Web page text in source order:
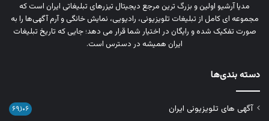
مدیا آرشیو اولین و بزرگ‌ ترین مرجع دیجیتال تیزرهای تبلیغاتی ایران است که
مجموعه‌ ای کامل از تبلیغات تلویزیونی، رادیویی، نمایش خانگی و آرم‌ آگهی‌ها را به‌
صورت تفکیک‌ شده و رایگان در اختیار شما قرار می‌ دهد؛ جایی که تاریخ تبلیغات
ایران همیشه در دسترس است.
دسته بندی‌ها
آگهی های تلویزیونی ایران ۶۹,۱۰۶